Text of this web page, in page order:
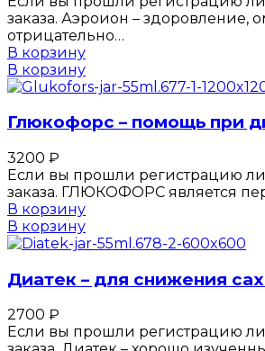
заказа. Аэроион –
отрицательно…
В корзину
В корзину
Глюкофорс – помощь при
3200 ₽
Если вы прошли регистрацию
заказа. ГЛЮКОФОРС является
В корзину
В корзину
Диатек – для снижения
2700 ₽
Если вы прошли регистрацию